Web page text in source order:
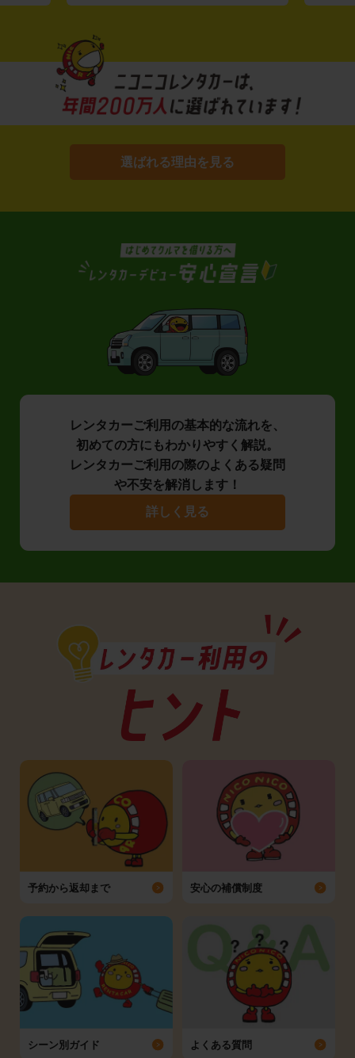
選ばれる理由を見る
レンタカーご利用の基本的な流れを、
初めての方にもわかりやすく解説。
レンタカーご利用の際のよくある疑問
や不安を解消します！
詳しく見る
予約から返却まで 安心の補償制度
シーン別ガイド よくある質問